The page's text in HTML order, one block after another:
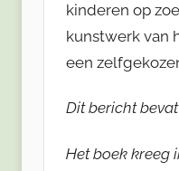
kinderen op
kunstwerk van
een
Dit bericht bevat
Het boek kreeg